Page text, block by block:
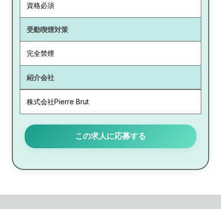
資格必須
受動喫煙対策
完全禁煙
紹介会社
株式会社Pierre Brut
この求人に応募する